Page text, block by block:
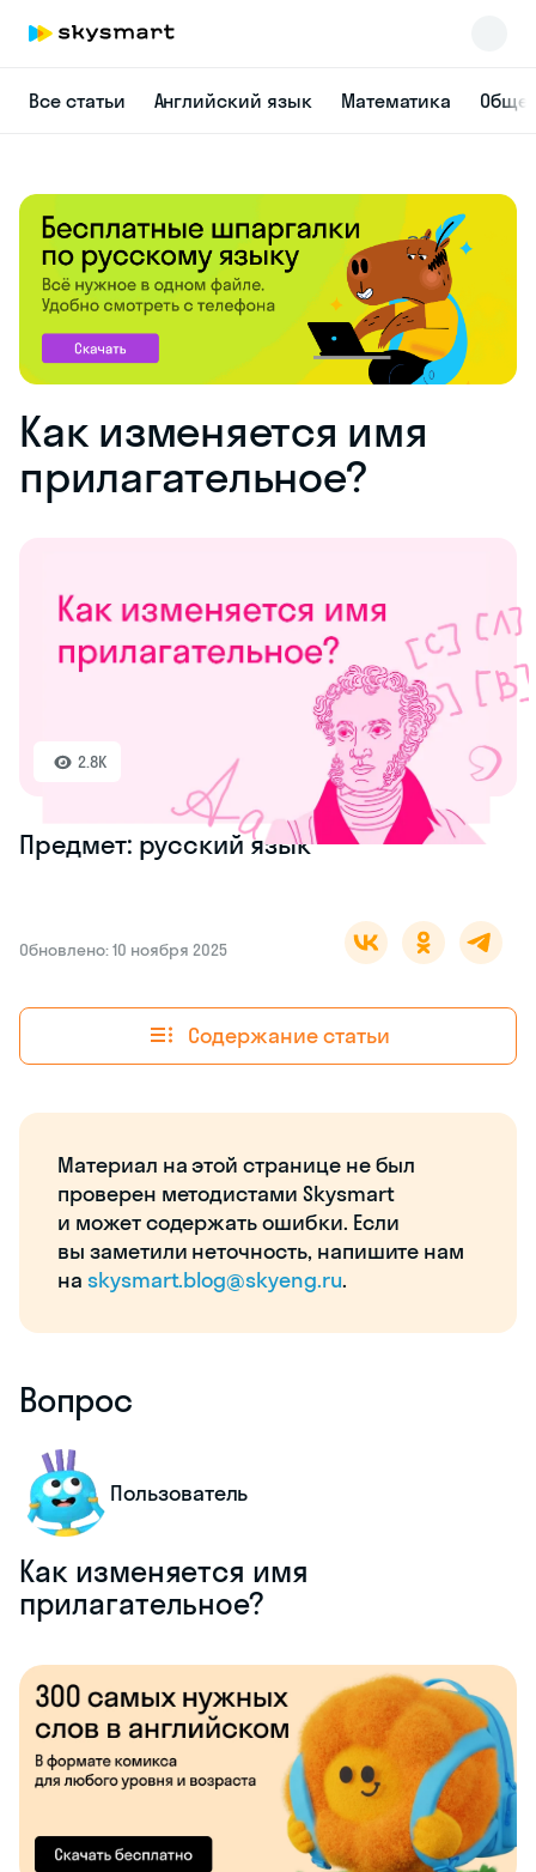
Все статьи Английский язык Математика
Как изменяется имя
прилагательное?
2.8K
Предмет: русский язык
Обновлено: 10 ноября 2025
Содержание статьи
Материал на этой странице не был
проверен методистами Skysmart
и может содержать ошибки. Если
вы заметили неточность, напишите нам
на skysmart.blog@skyeng.ru.
Вопрос
Пользователь
Как изменяется имя
прилагательное?